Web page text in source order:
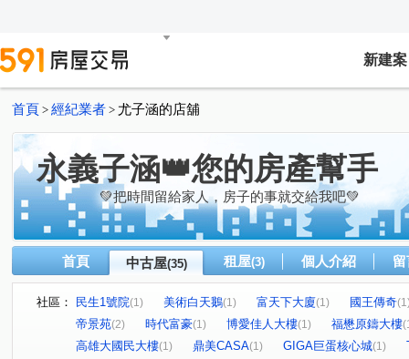
新建案
首頁 > 經紀業者 > 尤子涵的店舖
永義子涵👑您的房產幫手
💚把時間留給家人，房子的事就交給我吧💚
首頁 中古屋(35) 租屋(3) 個人介紹
社區： 民生1號院(1) 美術白天鵝(1) 富天下大廈(1) 國王傳奇
帝景苑(2) 時代富豪(1) 博愛佳人大樓(1) 福懋原鑄大樓
高雄大國民大樓(1) 鼎美CASA(1) GIGA巨蛋核心城(1)